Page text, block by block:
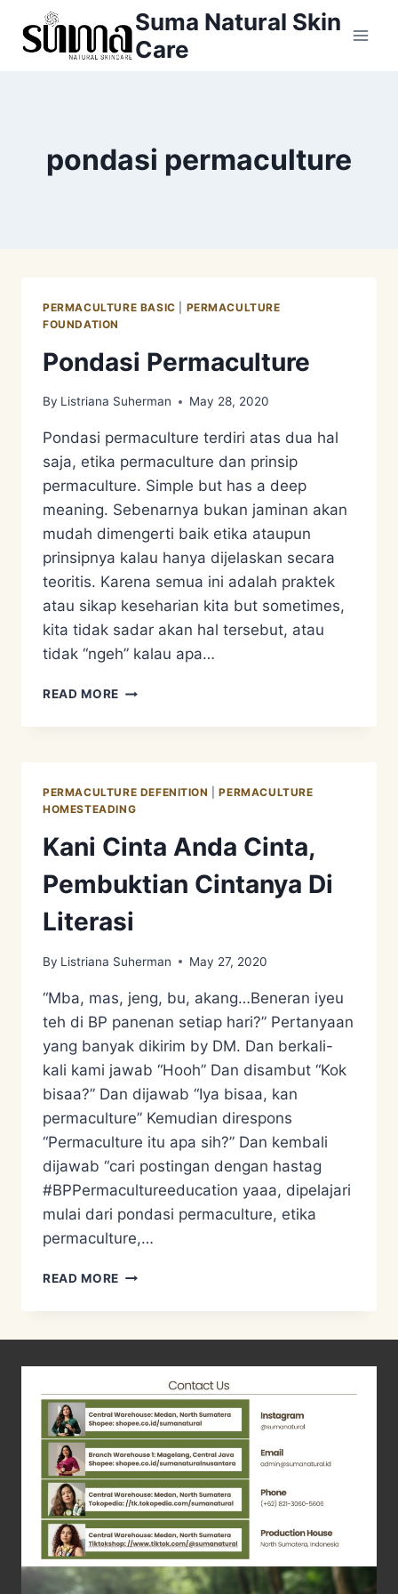
Suma Natural Skin
Care
pondasi permaculture
PERMACULTURE BASIC
PERMACULTURE
FOUNDATION
Pondasi Permaculture
By Listriana Suherman May 28, 2020
Pondasi permaculture terdiri atas dua hal
saja, etika permaculture dan prinsip
permaculture. Simple but has a deep
meaning. Sebenarnya bukan jaminan akan
mudah dimengerti baik etika ataupun
prinsipnya kalau hanya dijelaskan secara
teoritis. Karena semua ini adalah praktek
atau sikap keseharian kita but sometimes,
kita tidak sadar akan hal tersebut, atau
tidak “ngeh” kalau apa…
READ MORE PONDASI
PERMACULTURE DEFENITION |PERMACULTURE
HOMESTEADING
Kani Cinta Anda Cinta,
Pembuktian Cintanya Di
Literasi
By Listriana Suherman May 27, 2020
“Mba, mas, jeng, bu, akang…Beneran iyeu
teh di BP panenan setiap hari?” Pertanyaan
yang banyak dikirim by DM. Dan berkali-
kali kami jawab “Hooh” Dan disambut “Kok
bisaa?” Dan dijawab “Iya bisaa, kan
permaculture” Kemudian direspons
“Permaculture itu apa sih?” Dan kembali
dijawab “cari postingan dengan hastag
#BPPermacultureeducation yaaa, dipelajari
mulai dari pondasi permaculture, etika
permaculture,…
READ MORE KANI
ANDA
CINTANYA
LITERASI